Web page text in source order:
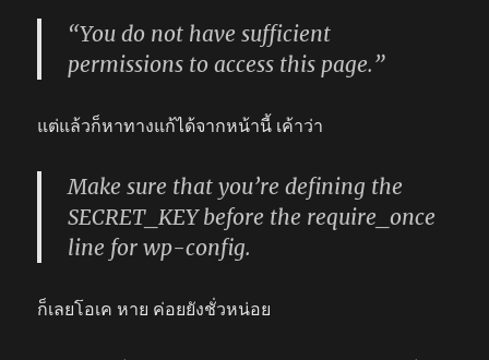
“You do not have sufficient
permissions to access this page.”
แต่แล้วก็หาทางแก้ได้จากหน้านี้ เค้าว่า
Make sure that you’re defining the
SECRET_KEY before the require_once
line for wp-config.
ก็เลยโอเค หาย ค่อยยังชั่วหน่อย